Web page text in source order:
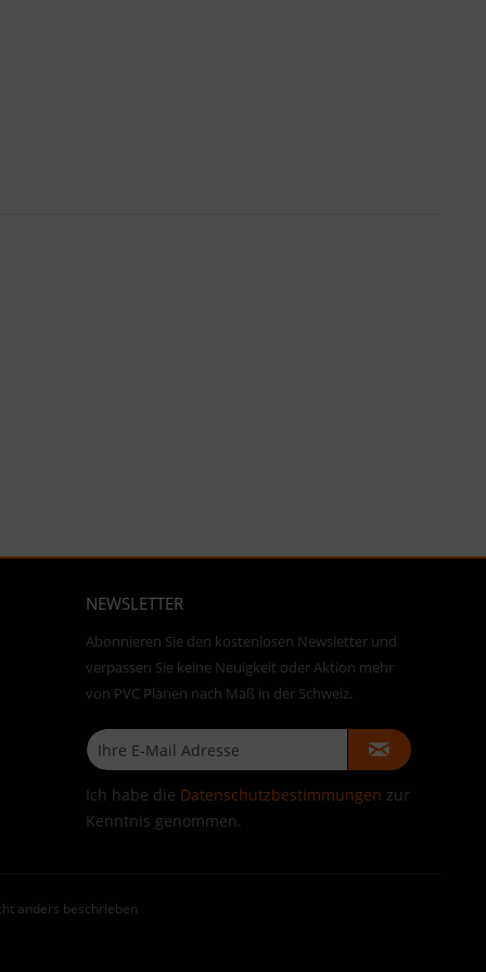
NEWSLETTER
Abonnieren Sie den kostenlosen Newsletter und
verpassen Sie keine Neuigkeit oder Aktion mehr
von PVC Planen nach Maß in der Schweiz.
Ich habe die Datenschutzbestimmungen zur
Kenntnis genommen.
anders beschrieben